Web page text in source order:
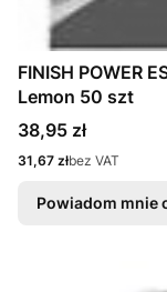
FINISH POWER
Lemon 50 szt
Cena
38,95 zł
Cena
31,67 złbez VAT
Powiadom mnie